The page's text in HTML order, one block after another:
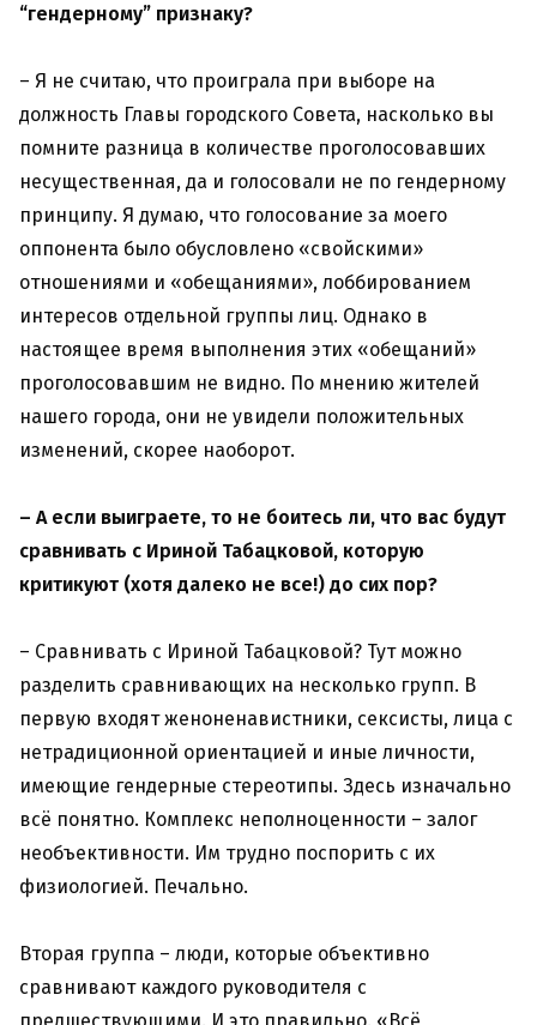
“гендерному” признаку?
– Я не считаю, что проиграла при выборе на
должность Главы городского Совета, насколько вы
помните разница в количестве проголосовавших
несущественная, да и голосовали не по гендерному
принципу. Я думаю, что голосование за моего
оппонента было обусловлено «свойскими»
отношениями и «обещаниями», лоббированием
интересов отдельной группы лиц. Однако в
настоящее время выполнения этих «обещаний»
проголосовавшим не видно. По мнению жителей
нашего города, они не увидели положительных
изменений, скорее наоборот.
– А если выиграете, то не боитесь ли, что вас будут
сравнивать с Ириной Табацковой, которую
критикуют (хотя далеко не все!) до сих пор?
– Сравнивать с Ириной Табацковой? Тут можно
разделить сравнивающих на несколько групп. В
первую входят женоненавистники, сексисты, лица с
нетрадиционной ориентацией и иные личности,
имеющие гендерные стереотипы. Здесь изначально
всё понятно. Комплекс неполноценности – залог
необъективности. Им трудно поспорить с их
физиологией. Печально.
Вторая группа – люди, которые объективно
сравнивают каждого руководителя с